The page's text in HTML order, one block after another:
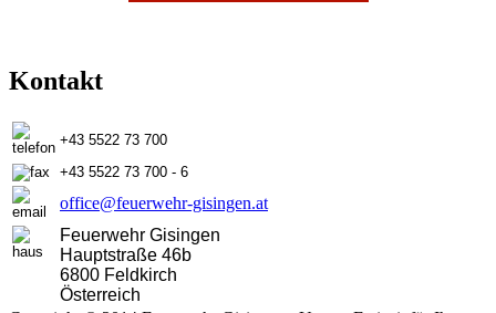
Kontakt
+43 5522 73 700
+43 5522 73 700 - 6
office@feuerwehr-gisingen.at
Feuerwehr Gisingen
Hauptstraße 46b
6800 Feldkirch
Österreich